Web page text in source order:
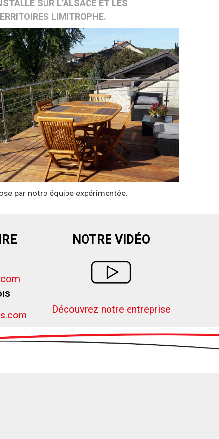
SUR L’ALSACE ET LES
LIMITROPHE.
par notre équipe expérimentée.
NOTRE VIDÉO
Découvrez notre entreprise